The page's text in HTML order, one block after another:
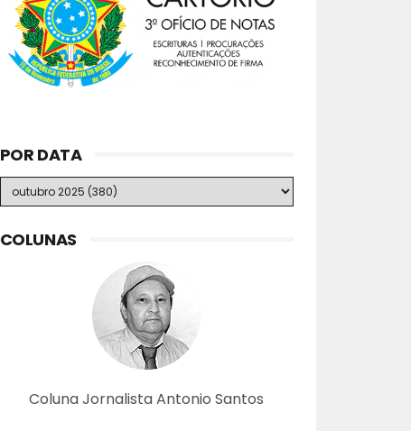
POR DATA
COLUNAS
Coluna Jornalista Antonio Santos